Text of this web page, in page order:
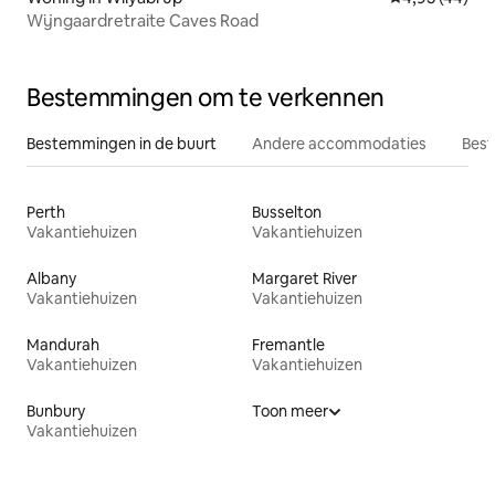
Wijngaardretraite Caves Road
Bestemmingen om te verkennen
Bestemmingen in de buurt Andere accommodaties
Perth
Vakantiehuizen
Busselton
Vakantiehuizen
Albany
Vakantiehuizen
Margaret River
Vakantiehuizen
Mandurah
Vakantiehuizen
Fremantle
Vakantiehuizen
Bunbury
Vakantiehuizen
Toon meer